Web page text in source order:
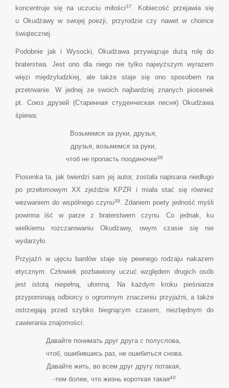
koncentruje się na uczuciu miłości37. Kobiecość przejawia się
u Okudżawy w swojej poezji, przyrodzie czy nawet w choince
świątecznej.
Podobnie jak i Wysocki, Okudżawa przywiązuje dużą rolę do
braterstwa. Jest ono dla niego nie tylko najwyższym wyrazem
więzi międzyludzkiej, ale także staje się ono sposobem na
przetrwanie. W jednej ze swoich najbardziej znanych piosenek
pt. Союз друзей (Старинная студенческая песня) Okudżawa
śpiewa:
Возьмемся за руки, друзья,
друзья, возьмемся за руки,
чтоб не пропасть поодиночке38
Piosenka ta, jak twierdzi sam jej autor, została napisana niedługo
po przełomowym XX zjeździe KPZR i miała stać się również
wezwaniem do wspólnego czynu39. Zdaniem poety jedność myśli
powinna iść w parze z braterstwem czynu. Co jednak, ku
wielkiemu rozczarowaniu Okudżawy, owym czasie się nie
wydarzyło.
Przyjaźń w ujęciu bardów staje się pewnego rodzaju nakazem
etycznym. Człowiek pozbawiony uczuć względem drugich osób
jest istotą niepełną, ułomną. Na każdym kroku pieśniarze
przypominają odbiorcy o ogromnym znaczeniu przyjaźni, a także
ostrzegają przed szybko biegnącym czasem, niezbędnym do
zawierania znajomości:
Давайте понимать друг друга с полуслова,
чтоб, ошибившись раз, не ошибиться снова.
Давайте жить, во всем друг другу потакая,
-тем более, что жизнь короткая такая40